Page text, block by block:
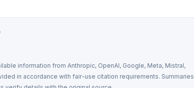
information from Anthropic, OpenAI, Google, Meta, Mistral,
in accordance with fair-use citation requirements. Summaries